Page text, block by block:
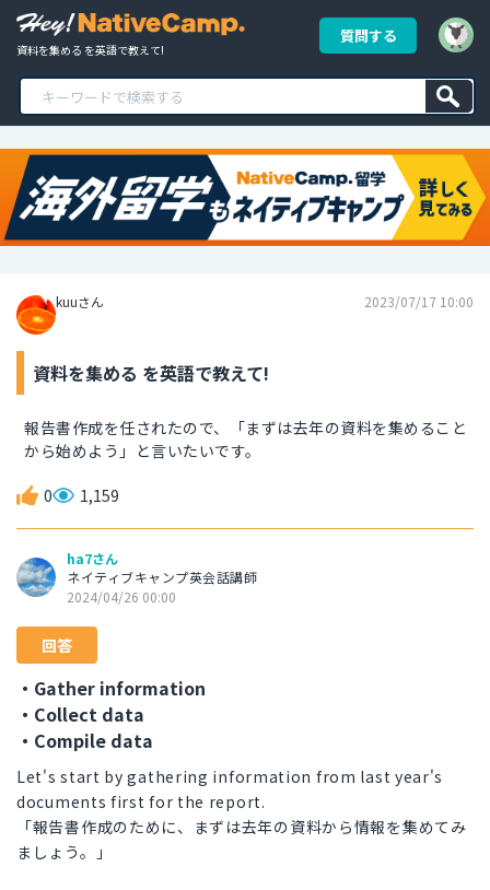
資料を集める を英語で教えて!
質問する
kuuさん 2023/07/17 10:00
資料を集める を英語で教えて!
報告書作成を任されたので、「まずは去年の資料を集めること
から始めよう」と言いたいです。
0 1,159
ha7さん
ネイティブキャンプ英会話講師
2024/04/26 00:00
回答
・Gather information
・Collect data
・Compile data
Let's start by gathering information from last year's
documents first for the report.
「報告書作成のために、まずは去年の資料から情報を集めてみ
ましょう。」